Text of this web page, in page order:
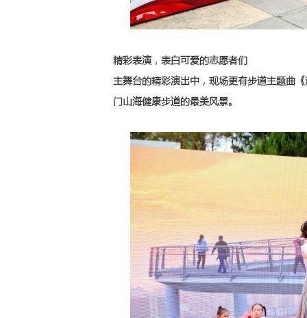
精彩表演，表白可爱的志愿者们
主舞台的精彩演出中，现场更有步道主题曲
门山海健康步道的最美风景。